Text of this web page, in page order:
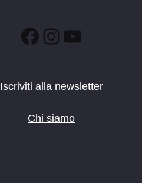
Facebook
Instagram
YouTube
Iscriviti alla newsletter
Chi siamo